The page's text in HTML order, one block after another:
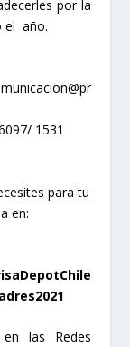
por la
el año.
1531
para tu
en:
en las Redes